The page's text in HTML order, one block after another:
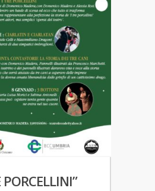
PORCELLINI”